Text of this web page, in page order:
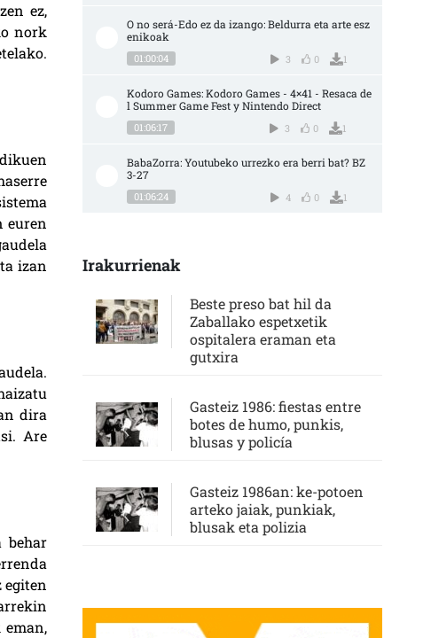
ez,
nork
euren
izan
dira
Are
behar
egiten
O no será-Edo ez da izango: Beldurra eta arte esz
enikoak
01:00:04 3 0 1
Kodoro Games: Kodoro Games - 4×41 - Resaca de
l Summer Game Fest y Nintendo Direct
01:06:17 3 0 1
BabaZorra: Youtubeko urrezko era berri bat? BZ
3-27
01:06:24 4 0 1
Irakurrienak
Beste preso bat hil da
Zaballako espetxetik
ospitalera eraman eta
gutxira
Gasteiz 1986: fiestas entre
botes de humo, punkis,
blusas y policía
Gasteiz 1986an: ke-potoen
arteko jaiak, punkiak,
blusak eta polizia